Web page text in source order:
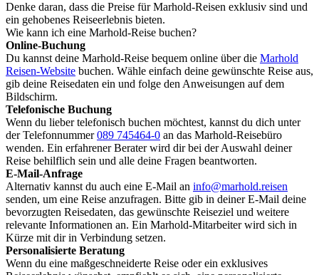
Denke daran, dass die Preise für Marhold-Reisen exklusiv sind und
ein gehobenes Reiseerlebnis bieten.
Wie kann ich eine Marhold-Reise buchen?
Online-Buchung
Du kannst deine Marhold-Reise bequem online über die Marhold
Reisen-Website buchen. Wähle einfach deine gewünschte Reise aus,
gib deine Reisedaten ein und folge den Anweisungen auf dem
Bildschirm.
Telefonische Buchung
Wenn du lieber telefonisch buchen möchtest, kannst du dich unter
der Telefonnummer089 745464-0 an das Marhold-Reisebüro
wenden. Ein erfahrener Berater wird dir bei der Auswahl deiner
Reise behilflich sein und alle deine Fragen beantworten.
E-Mail-Anfrage
Alternativ kannst du auch eine E-Mail an info@marhold.reisen
senden, um eine Reise anzufragen. Bitte gib in deiner E-Mail deine
bevorzugten Reisedaten, das gewünschte Reiseziel und weitere
relevante Informationen an. Ein Marhold-Mitarbeiter wird sich in
Kürze mit dir in Verbindung setzen.
Personalisierte Beratung
Wenn du eine maßgeschneiderte Reise oder ein exklusives